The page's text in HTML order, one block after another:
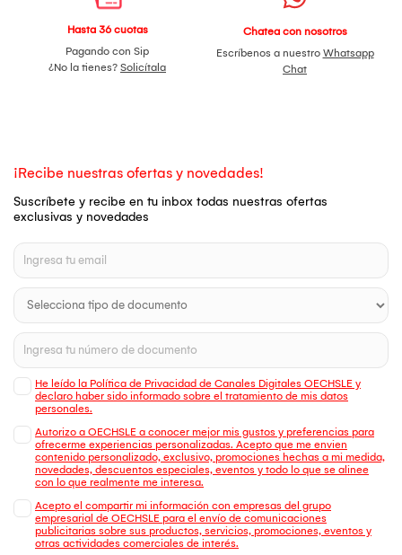
Hasta 36 cuotas
Pagando con Sip
¿No la tienes? Solicítala
Chatea con nosotros
Escríbenos a nuestro Whatsapp
Chat
¡Recibe nuestras ofertas y novedades!
Suscríbete y recibe en tu inbox todas nuestras ofertas
exclusivas y novedades
He leído la Política de Privacidad de Canales Digitales OECHSLE y
declaro haber sido informado sobre el tratamiento de mis datos
personales.
Autorizo a OECHSLE a conocer mejor mis gustos y preferencias para
ofrecerme experiencias personalizadas. Acepto que me envien
contenido personalizado, exclusivo, promociones hechas a mi medida,
novedades, descuentos especiales, eventos y todo lo que se alinee
con lo que realmente me interesa.
Acepto el compartir mi información con empresas del grupo
empresarial de OECHSLE para el envío de comunicaciones
publicitarias sobre sus productos, servicios, promociones, eventos y
otras actividades comerciales de interés.